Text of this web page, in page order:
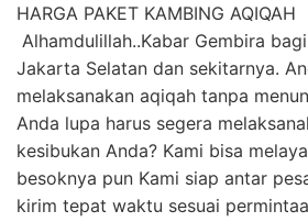
HARGA PAKET KAMBING
Alhamdulillah..Kabar Gembira
Jakarta Selatan dan sekitarnya.
melaksanakan aqiqah tanpa
Anda lupa harus segera
kesibukan Anda? Kami bisa
besoknya pun Kami siap antar
kirim tepat waktu sesuai